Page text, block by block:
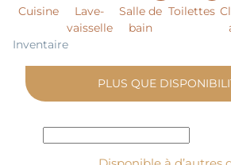
Cuisine
Lave-
vaisselle
Salle de
bain
Toilettes
Inventaire
PLUS QUE